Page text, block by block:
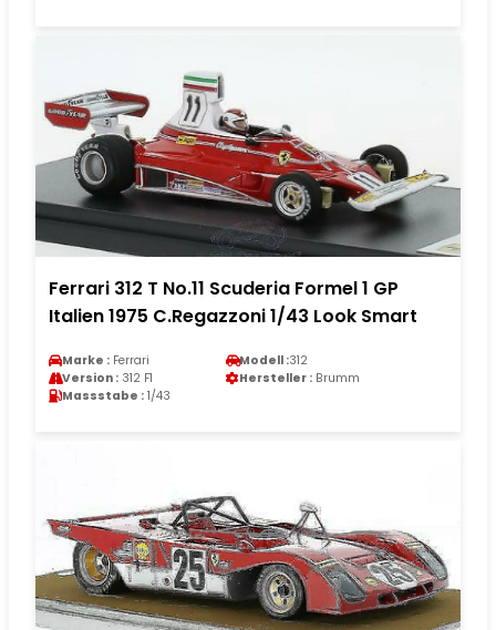
Ferrari 312 T No.11 Scuderia Formel 1 GP
Italien 1975 C.Regazzoni 1/43 Look Smart
Marke : Ferrari Modell :312
Version : 312 F1 Hersteller : Brumm
Massstabe : 1/43